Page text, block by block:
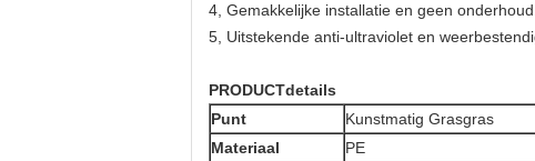
4, Gemakkelijke installatie en geen onderhoud.
5, Uitstekende anti-ultraviolet en
PRODUCTdetails
Punt
Kunstmatig Grasgras
Materiaal
PE